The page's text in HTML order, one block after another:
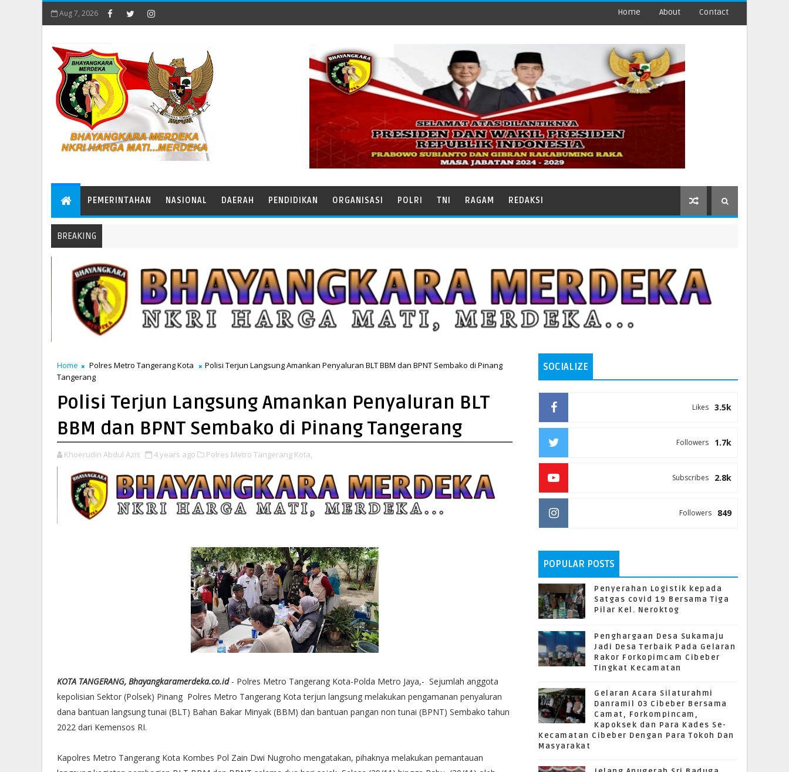
Aug 7, 2026 Home About Contact
PEMERINTAHAN NASIONAL DAERAH PENDIDIKAN ORGANISASI POLRI TNI RAGAM REDAKSI
BREAKING
Home Polres Metro Tangerang Kota
Polisi Terjun Langsung Amankan Penyaluran BLT BBM dan BPNT Sembako di Pinang
Tangerang
Polisi Terjun Langsung Amankan Penyaluran BLT
BBM dan BPNT Sembako di Pinang Tangerang
Khoerudin Abdul Azis 4 years ago Polres Metro Tangerang Kota,
KOTA TANGERANG, Bhayangkaramerdeka.co.id- Polres Metro Tangerang Kota-Polda Metro Jaya,- Sejumlah anggota
kepolisian Sektor (Polsek) Pinang Polres Metro Tangerang Kota terjun langsung melakukan pengamanan penyaluran
dana bantuan langsung tunai (BLT) Bahan Bakar Minyak (BBM) dan bantuan pangan non tunai (BPNT) Sembako tahun
2022 dari Kemensos RI.
Kapolres Metro Tangerang Kota Kombes Pol Zain Dwi Nugroho mengatakan, pihaknya melakukan pemantauan
SOCIALIZE
3.5k
Likes
1.7k
Followers
2.8k
Subscribes
849
Followers
POPULAR POSTS
Penyerahan Logistik kepada
Satgas covid 19 Bersama Tiga
Pilar Kel. Neroktog
Penghargaan Desa Sukamaju
Jadi Desa Terbaik Pada Gelaran
Rakor Forkopimcam Cibeber
Tingkat Kecamatan
Gelaran Acara Silaturahmi
Danramil 03 Cibeber Bersama
Camat, Forkompincam,
Kapoksek dan Para Kades Se-
Kecamatan Cibeber Dengan Para Tokoh Dan
Masyarakat